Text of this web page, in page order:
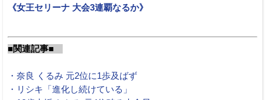
《女王セリーナ 大会3連覇なるか》
■関連記事■
・奈良 くるみ 元2位に1歩及ばず
・リシキ「進化し続けている」